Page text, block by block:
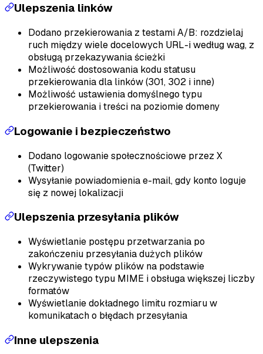
Ulepszenia linków
Dodano przekierowania z testami A/B: rozdzielaj
ruch między wiele docelowych URL-i według wag, z
obsługą przekazywania ścieżki
Możliwość dostosowania kodu statusu
przekierowania dla linków (301, 302 i inne)
Możliwość ustawienia domyślnego typu
przekierowania i treści na poziomie domeny
Logowanie i bezpieczeństwo
Dodano logowanie społecznościowe przez X
(Twitter)
Wysyłanie powiadomienia e-mail, gdy konto loguje
się z nowej lokalizacji
Ulepszenia przesyłania plików
Wyświetlanie postępu przetwarzania po
zakończeniu przesyłania dużych plików
Wykrywanie typów plików na podstawie
rzeczywistego typu MIME i obsługa większej liczby
formatów
Wyświetlanie dokładnego limitu rozmiaru w
komunikatach o błędach przesyłania
Inne ulepszenia